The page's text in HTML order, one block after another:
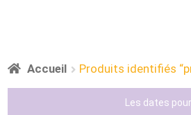
Boutique
Actualités
Accueil Produits identifiés
Les dates